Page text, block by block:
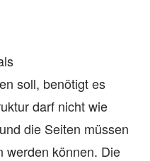
soll, benötigt es
darf nicht wie
die Seiten müssen
werden können. Die